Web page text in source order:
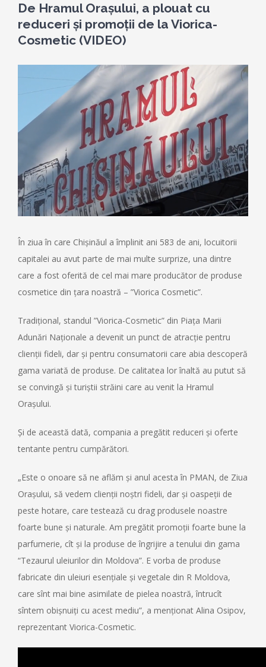
De Hramul Orașului, a plouat cu
reduceri și promoții de la Viorica-
Cosmetic (VIDEO)
În ziua în care Chișinăul a împlinit ani 583 de ani, locuitorii
capitalei au avut parte de mai multe surprize, una dintre
care a fost oferită de cel mai mare producător de produse
cosmetice din țara noastră – ”Viorica Cosmetic”.
Tradițional, standul ”Viorica-Cosmetic” din Piața Marii
Adunări Naționale a devenit un punct de atracție pentru
clienții fideli, dar și pentru consumatorii care abia descoperă
gama variată de produse. De calitatea lor înaltă au putut să
se convingă și turiștii străini care au venit la Hramul
Orașului.
Și de această dată, compania a pregătit reduceri și oferte
tentante pentru cumpărători.
„Este o onoare să ne aflăm și anul acesta în PMAN, de Ziua
Orașului, să vedem clienții noștri fideli, dar și oaspeții de
peste hotare, care testează cu drag produsele noastre
foarte bune și naturale. Am pregătit promoții foarte bune la
parfumerie, cît și la produse de îngrijire a tenului din gama
“Tezaurul uleiurilor din Moldova”. E vorba de produse
fabricate din uleiuri esențiale și vegetale din R Moldova,
care sînt mai bine asimilate de pielea noastră, întrucît
sîntem obișnuiți cu acest mediu”, a menționat Alina Osipov,
reprezentant Viorica-Cosmetic.